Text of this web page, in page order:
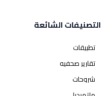
التصنيفات الشائعة
تطبيقات
تقارير صحفيه
شروحات